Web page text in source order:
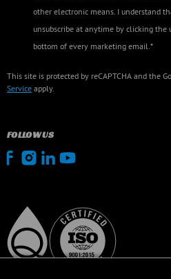
other electronic means. I understand
unsubscribe at anytime by clicking
bottom of every marketing email.*
This site is protected by reCAPTCHA and the
Service apply.
FOLLOW US